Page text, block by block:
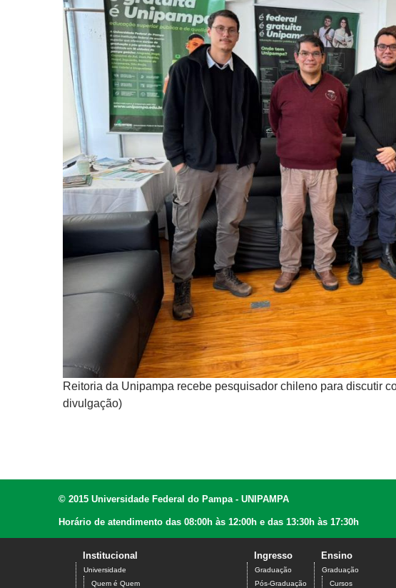
Reitoria da Unipampa recebe pesquisador chileno para discutir
divulgação)
© 2015 Universidade Federal do Pampa - UNIPAMPA
Horário de atendimento das 08:00h às 12:00h e das 13:30h às 17:30h
Institucional
Universidade
Quem é Quem
Ingresso
Graduação
Pós-Graduação
Ensino
Graduação
Cursos